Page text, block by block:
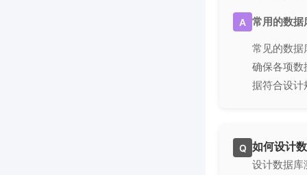
A 常用的数据
常见的数据
确保各项数
据符合设计
Q 如何设计
设计数据库